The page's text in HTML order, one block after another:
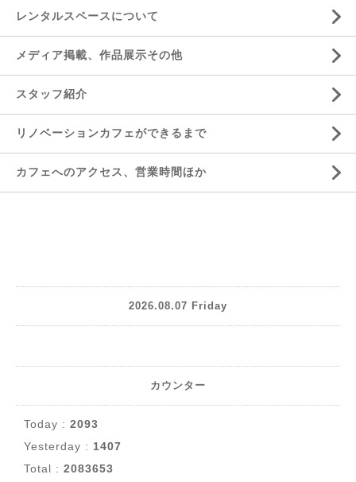
レンタルスペースについて
メディア掲載、作品展示その他
スタッフ紹介
リノベーションカフェができるまで
カフェへのアクセス、営業時間ほか
2026.08.07 Friday
カウンター
Today : 2093
Yesterday : 1407
Total : 2083653